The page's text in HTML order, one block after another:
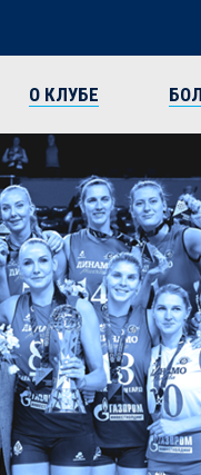
О КЛУБЕ